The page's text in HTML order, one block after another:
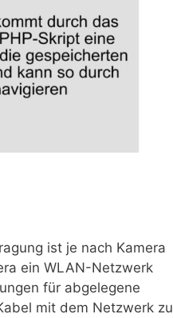
ist je nach Kamera
ein WLAN-Netzwerk
für abgelegene
mit dem Netzwerk zu